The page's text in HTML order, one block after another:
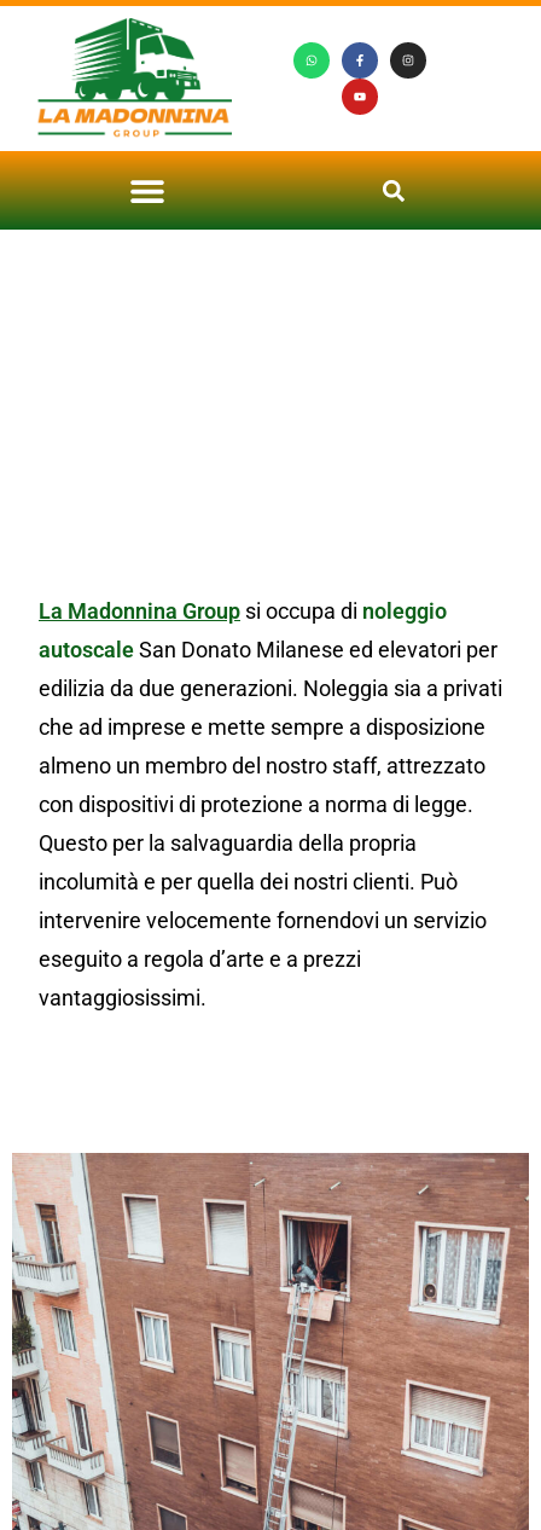
La Madonnina Group si occupa di noleggio
autoscaleSan Donato Milanese ed elevatori per
edilizia da due generazioni. Noleggia sia a privati
che ad imprese e mette sempre a disposizione
almeno un membro del nostro staff, attrezzato
con dispositivi di protezione a norma di legge.
Questo per la salvaguardia della propria
incolumità e per quella dei nostri clienti. Può
intervenire velocemente fornendovi un servizio
eseguito a regola d’arte e a prezzi
vantaggiosissimi.